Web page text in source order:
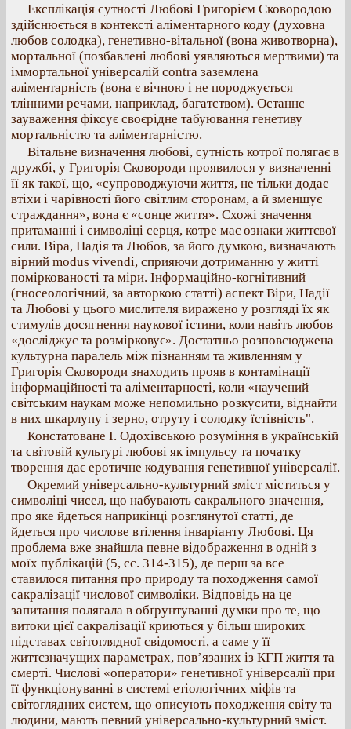
Експлікація сутності Любові Григорієм Сковородою
здійснюється в контексті аліментарного коду (духовна
любов солодка), генетивно-вітальної (вона животворна),
мортальної (позбавлені любові уявляються мертвими) та
іммортальної універсалій contra заземлена
аліментарність (вона є вічною і не породжується
тлінними речами, наприклад, багатством). Останнє
зауваження фіксує своєрідне табуювання генетиву
мортальністю та аліментарністю.
Вітальне визначення любові, сутність котрої полягає в
дружбі, у Григорія Сковороди проявилося у визначенні
її як такої, що, «супроводжуючи життя, не тільки додає
втіхи і чарівності його світлим сторонам, а й зменшує
страждання», вона є «сонце життя». Схожі значення
притаманні і символіці серця, котре має ознаки життєвої
сили. Віра, Надія та Любов, за його думкою, визначають
вірний modus vivendi, сприяючи дотриманню у житті
поміркованості та міри. Інформаційно-когнітивний
(гносеологічний, за авторкою статті) аспект Віри, Надії
та Любові у цього мислителя виражено у розгляді їх як
стимулів досягнення наукової істини, коли навіть любов
«досліджує та розмірковує». Достатньо розповсюджена
культурна паралель між пізнанням та живленням у
Григорія Сковороди знаходить прояв в контамінації
інформаційності та аліментарності, коли «научений
світським наукам може непомильно розкусити, віднайти
в них шкарлупу і зерно, отруту і солодку їстівність".
Констатоване І. Одохівською розуміння в українській
та світовій культурі любові як імпульсу та початку
творення дає еротичне кодування генетивної універсалії.
Окремий універсально-культурний зміст міститься у
символіці чисел, що набувають сакрального значення,
про яке йдеться наприкінці розглянутої статті, де
йдеться про числове втілення інваріанту Любові. Ця
проблема вже знайшла певне відображення в одній з
моїх публікацій (5, сс. 314-315), де перш за все
ставилося питання про природу та походження самої
сакралізації числової символіки. Відповідь на це
запитання полягала в обґрунтуванні думки про те, що
витоки цієї сакралізації криються у більш широких
підставах світоглядної свідомості, а саме у її
життєзначущих параметрах, пов’язаних із КГП життя та
смерті. Числові «оператори» генетивної універсалії при
її функціонуванні в системі етіологічних міфів та
світоглядних систем, що описують походження світу та
людини, мають певний універсально-культурний зміст.